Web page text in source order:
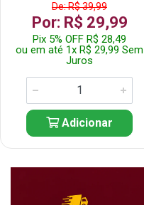
De: R$ 39,99
Por: R$ 29,99
Pix 5% OFF R$ 28,49
ou em até 1x R$ 29,99 Sem
Juros
Adicionar